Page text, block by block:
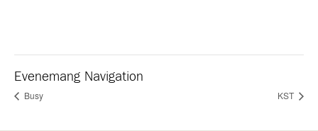
Evenemang Navigation
Busy KST